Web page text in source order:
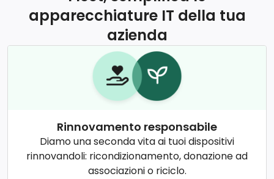
apparecchiature IT della tua
azienda
Rinnovamento responsabile
Diamo una seconda vita ai tuoi dispositivi
rinnovandoli: ricondizionamento, donazione ad
associazioni o riciclo.